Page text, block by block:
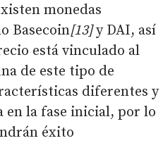
monedas
Basecoin[13]y DAI, así
está vinculado al
de este tipo de
diferentes y
en la fase inicial, por lo
éxito